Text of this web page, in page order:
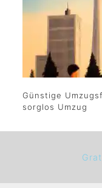
Günstige
sorglos Umzug